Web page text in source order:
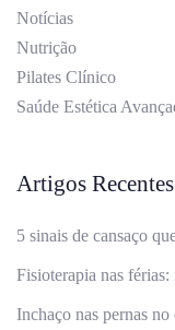
Notícias
Nutrição
Pilates Clínico
Saúde Estética
Artigos Recentes
5 sinais de cansaço
Fisioterapia nas
Inchaço nas pernas